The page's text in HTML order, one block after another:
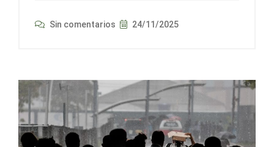
Sin comentarios 24/11/2025